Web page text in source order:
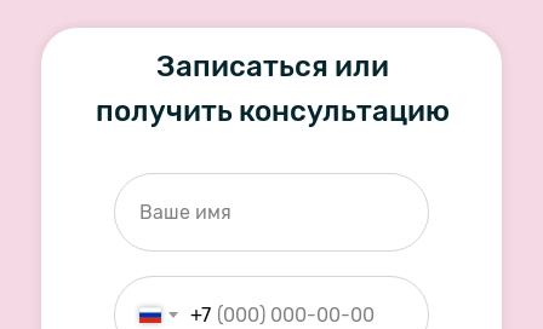
Записаться или
получить консультацию
+7